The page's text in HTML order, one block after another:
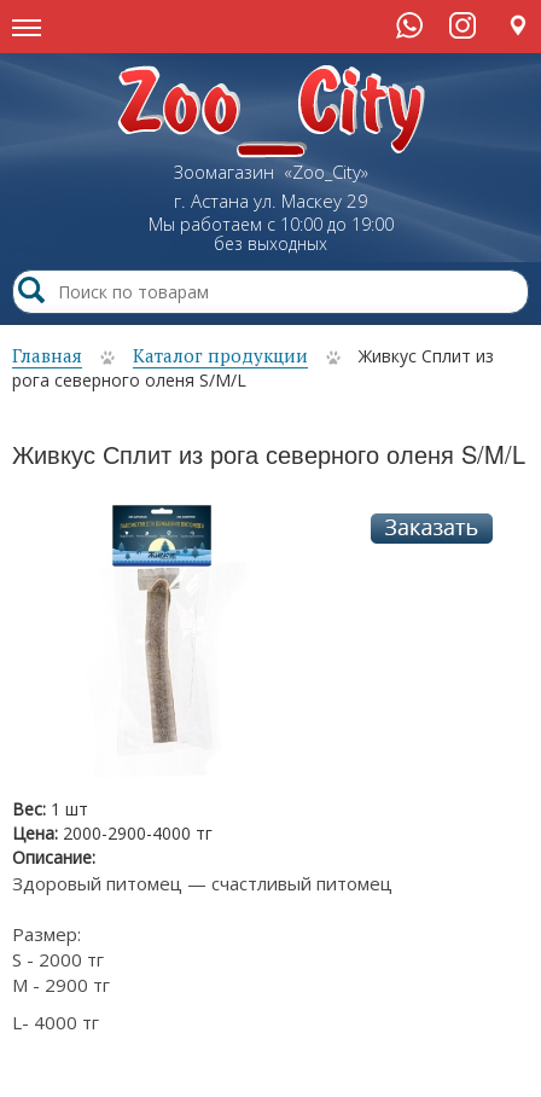
Зоомагазин «Zoo_City»
г. Астана ул. Маскеу29
Мы работаем с 10:00 до 19:00
без выходных
Главная Каталог продукции
Живкус Сплит из
рога северного оленя S/M/L
Живкус Сплит из рога северного оленя S/M/L
Вес: 1 шт
Цена: 2000-2900-4000 тг
Описание:
Здоровый питомец — счастливый питомец
Размер:
S - 2000 тг
M - 2900 тг
L- 4000 тг